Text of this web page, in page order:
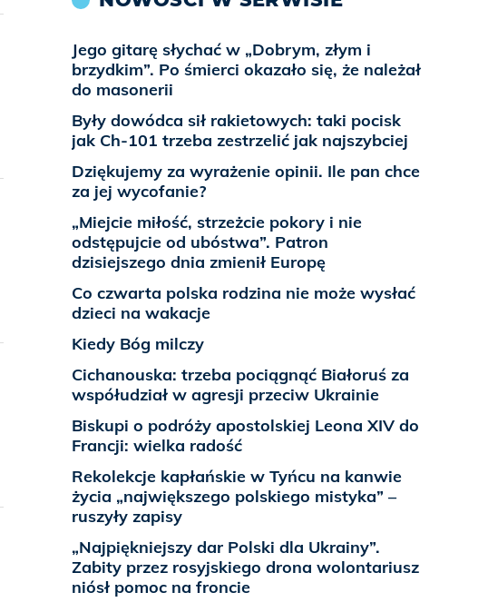
Jego gitarę słychać w „Dobrym, złym i
brzydkim”. Po śmierci okazało się, że należał
do masonerii
Były dowódca sił rakietowych: taki pocisk
jak Ch-101 trzeba zestrzelić jak najszybciej
Dziękujemy za wyrażenie opinii. Ile pan chce
za jej wycofanie?
„Miejcie miłość, strzeżcie pokory i nie
odstępujcie od ubóstwa”. Patron
dzisiejszego dnia zmienił Europę
Co czwarta polska rodzina nie może wysłać
dzieci na wakacje
Kiedy Bóg milczy
Cichanouska: trzeba pociągnąć Białoruś za
współudział w agresji przeciw Ukrainie
Biskupi o podróży apostolskiej Leona XIV do
Francji: wielka radość
Rekolekcje kapłańskie w Tyńcu na kanwie
życia „największego polskiego mistyka” –
ruszyły zapisy
„Najpiękniejszy dar Polski dla Ukrainy”.
Zabity przez rosyjskiego drona wolontariusz
niósł pomoc na froncie